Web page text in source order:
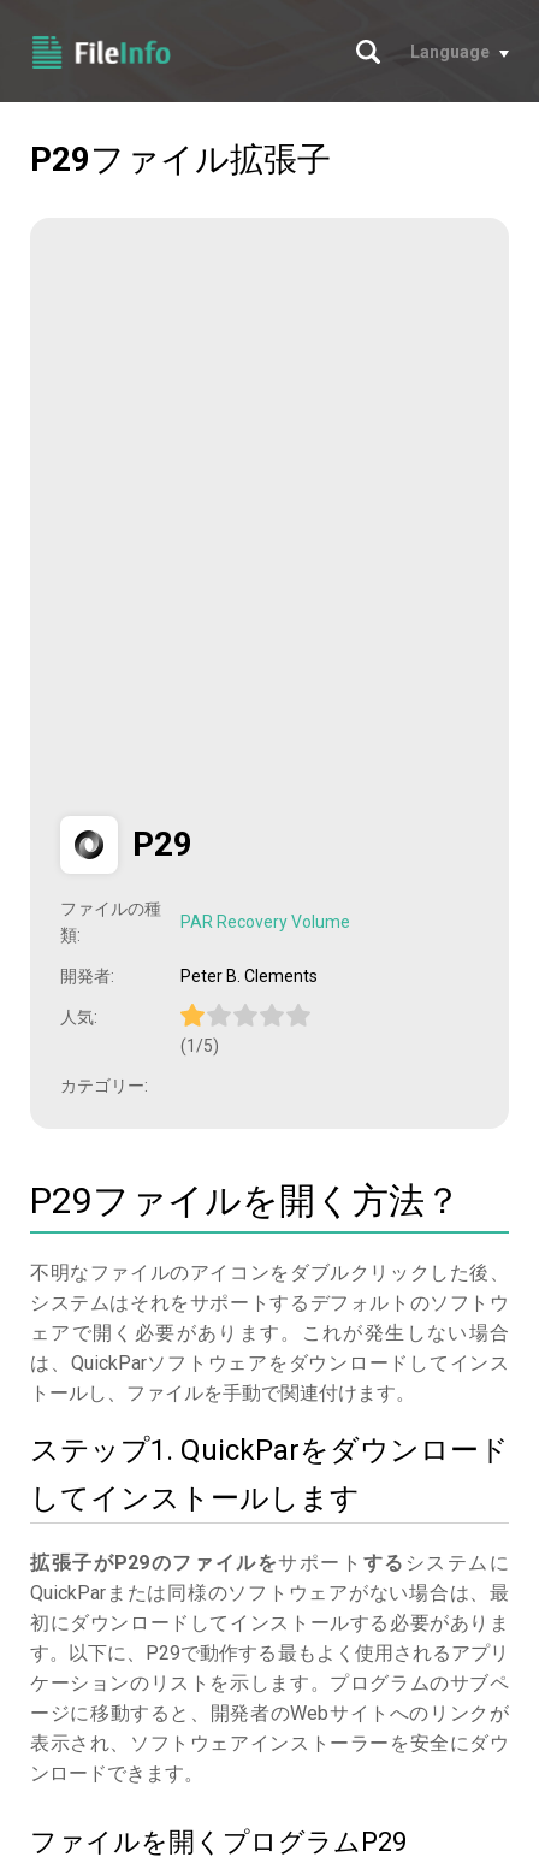
サーチ
Language
P29ファイル拡張子
P29
ファイルの種
類:
PAR Recovery Volume
開発者: Peter B. Clements
人気:
(1/5)
カテゴリー:
P29ファイルを開く方法？
不明なファイルのアイコンをダブルクリックした後、
システムはそれをサポートするデフォルトのソフトウ
ェアで開く必要があります。これが発生しない場合
は、QuickParソフトウェアをダウンロードしてインス
トールし、ファイルを手動で関連付けます。
ステップ1. QuickParをダウンロード
してインストールします
拡張子がP29のファイルをサポート する システムに
QuickParまたは同様のソフトウェアがない場合は、最
初にダウンロードしてインストールする必要がありま
す。以下に、P29で動作する最もよく使用されるアプリ
ケーションのリストを示します。プログラムのサブペ
ージに移動すると、開発者のWebサイトへのリンクが
表示され、ソフトウェアインストーラーを安全にダウ
ンロードできます。
ファイルを開くプログラムP29